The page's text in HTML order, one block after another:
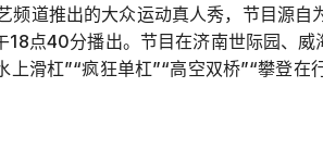
频道推出的大众运动真人秀，节目源自
点40分播出。节目在济南世际园、
上滑杠”“疯狂单杠”“高空双桥”“攀登